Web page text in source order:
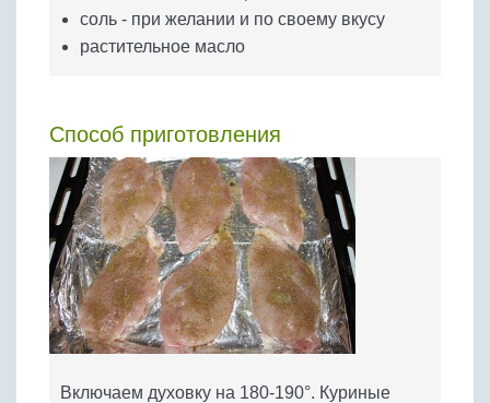
соль - при желании и по своему вкусу
растительное масло
Способ приготовления
Включаем духовку на 180-190°. Куриные